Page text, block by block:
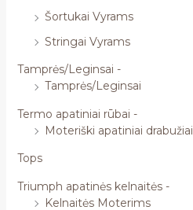
Šortukai Vyrams
Stringai Vyrams
Tamprės/Leginsai -
Tamprės/Leginsai
Termo apatiniai rūbai -
Moteriški apatiniai drabužiai
Tops
Triumph apatinės kelnaitės -
Kelnaitės Moterims